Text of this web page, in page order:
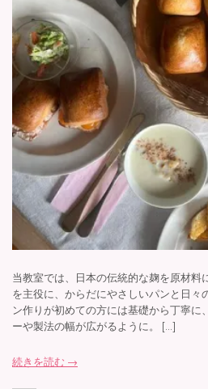
当教室では、日本の伝統的な麹を原材料
を主役に、からだにやさしいパンと日々
ン作りが初めての方には基礎から丁寧に
ーや製法の幅が広がるように。 […]
続きを読む →